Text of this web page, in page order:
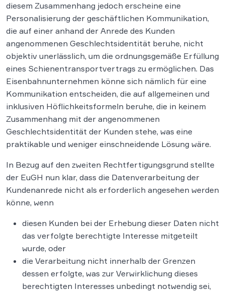
diesem Zusammenhang jedoch erscheine eine
Personalisierung der geschäftlichen Kommunikation,
die auf einer anhand der Anrede des Kunden
angenommenen Geschlechtsidentität beruhe, nicht
objektiv unerlässlich, um die ordnungsgemäße Erfüllung
eines Schienentransportvertrags zu ermöglichen. Das
Eisenbahnunternehmen könne sich nämlich für eine
Kommunikation entscheiden, die auf allgemeinen und
inklusiven Höflichkeitsformeln beruhe, die in keinem
Zusammenhang mit der angenommenen
Geschlechtsidentität der Kunden stehe, was eine
praktikable und weniger einschneidende Lösung wäre.
In Bezug auf den zweiten Rechtfertigungsgrund stellte
der EuGH nun klar, dass die Datenverarbeitung der
Kundenanrede nicht als erforderlich angesehen werden
könne, wenn
diesen Kunden bei der Erhebung dieser Daten nicht
das verfolgte berechtigte Interesse mitgeteilt
wurde, oder
die Verarbeitung nicht innerhalb der Grenzen
dessen erfolgte, was zur Verwirklichung dieses
berechtigten Interesses unbedingt notwendig sei,